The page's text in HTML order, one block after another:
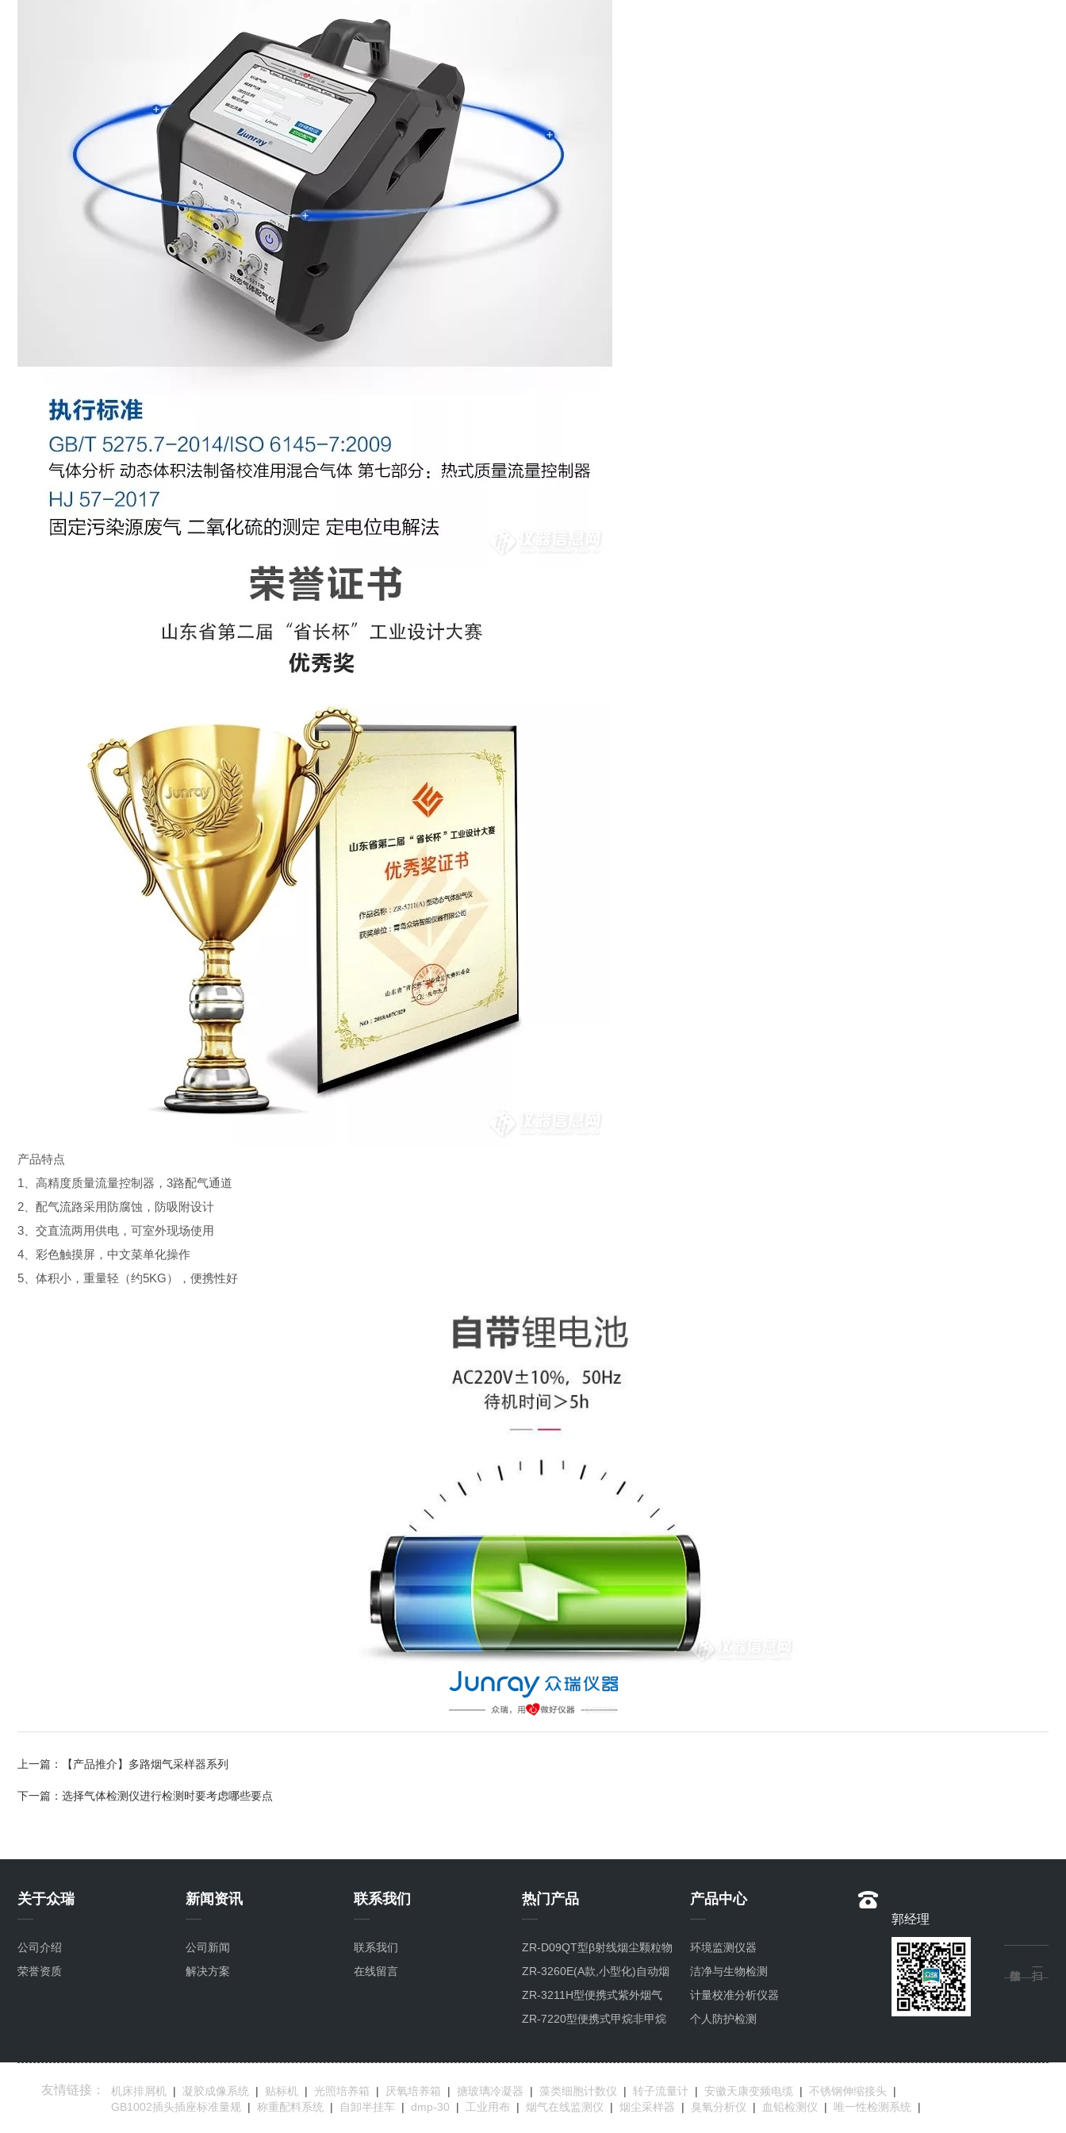
产品特点
1、高精度质量流量控制器，3路配气通道
2、配气流路采用防腐蚀，防吸附设计
3、交直流两用供电，可室外现场使用
4、彩色触摸屏，中文菜单化操作
5、体积小，重量轻（约5KG），便携性好
上一篇： 【产品推介】多路烟气采样器系列
下一篇： 选择气体检测仪进行检测时要考虑哪些要点
关于众瑞
公司介绍
荣誉资质
新闻资讯
公司新闻
解决方案
联系我们
联系我们
在线留言
热门产品
ZR-D09QT型β射线烟尘颗粒物
检测仪
ZR-3260E(A款,小型化)自动烟
尘烟气测试仪
ZR-3211H型便携式紫外烟气
综合分析仪
ZR-7220型便携式甲烷非甲烷
产品中心
环境监测仪器
洁净与生物检测
计量校准分析仪器
个人防护检测
郭经理
友情链接： 机床排屑机 | 凝胶成像系统 | 贴标机 | 光照培养箱 | 厌氧培养箱 | 搪玻璃冷凝器 | 藻类细胞计数仪 | 转子流量计 | 安徽天康变频电缆 | 不锈钢伸缩接头
|
GB1002插头插座标准量规 | 称重配料系统 | 自卸半挂车 | dmp-30 | 工业用布 | 烟气在线监测仪 | 烟尘采样器 | 臭氧分析仪 | 血铅检测仪 | 唯一性检测系统 |